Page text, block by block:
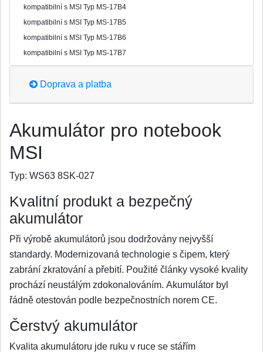
kompatibilní s MSI Typ MS-17B4
kompatibilní s MSI Typ MS-17B5
kompatibilní s MSI Typ MS-17B6
kompatibilní s MSI Typ MS-17B7
Doprava a platba
Akumulátor pro notebook
MSI
Typ: WS63 8SK-027
Kvalitní produkt a bezpečný
akumulátor
Při výrobě akumulátorů jsou dodržovány nejvyšší
standardy. Modernizovaná technologie s čipem, který
zabrání zkratování a přebití. Použité články vysoké kvality
prochází neustálým zdokonalováním. Akumulátor byl
řádně otestován podle bezpečnostních norem CE.
Čerstvý akumulátor
Kvalita akumulátoru jde ruku v ruce se stářím